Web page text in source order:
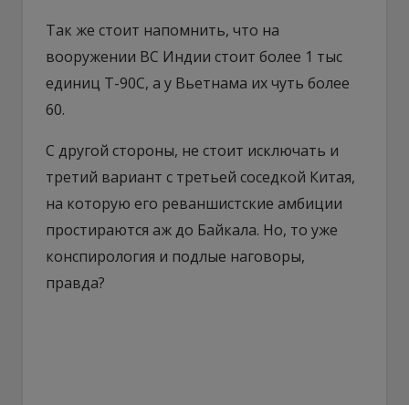
Так же стоит напомнить, что на
вооружении ВС Индии стоит более 1 тыс
единиц Т-90С, а у Вьетнама их чуть более
60.
С другой стороны, не стоит исключать и
третий вариант с третьей соседкой Китая,
на которую его реваншистские амбиции
простираются аж до Байкала. Но, то уже
конспирология и подлые наговоры,
правда?